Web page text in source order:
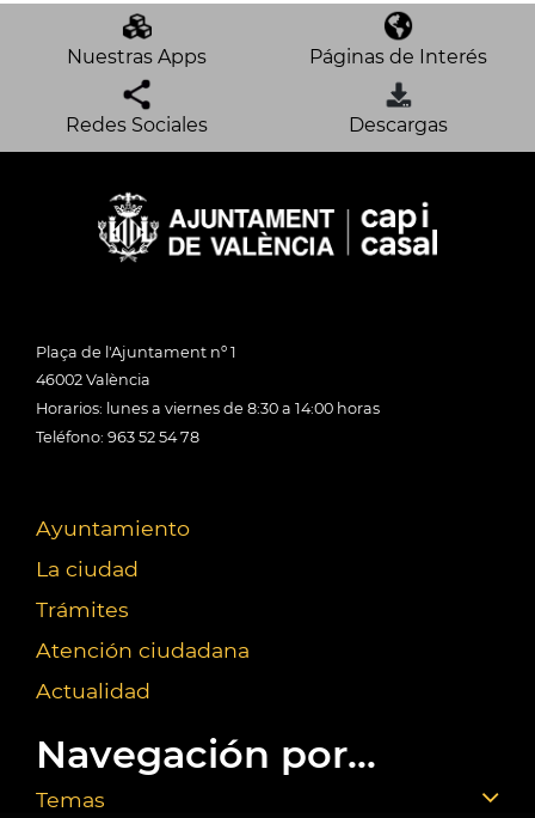
Nuestras Apps Páginas de Interés
Redes Sociales Descargas
Plaça de l'Ajuntament nº 1
46002 València
Horarios: lunes a viernes de 8:30 a 14:00 horas
Teléfono: 963 52 54 78
Ayuntamiento
La ciudad
Trámites
Atención ciudadana
Actualidad
Navegación por...
Temas